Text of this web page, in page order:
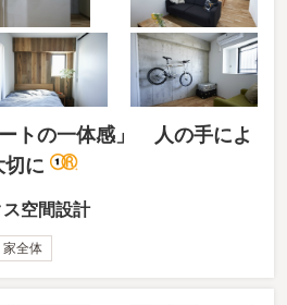
ートの一体感」 人の手によ
切に
空間設計
家全体